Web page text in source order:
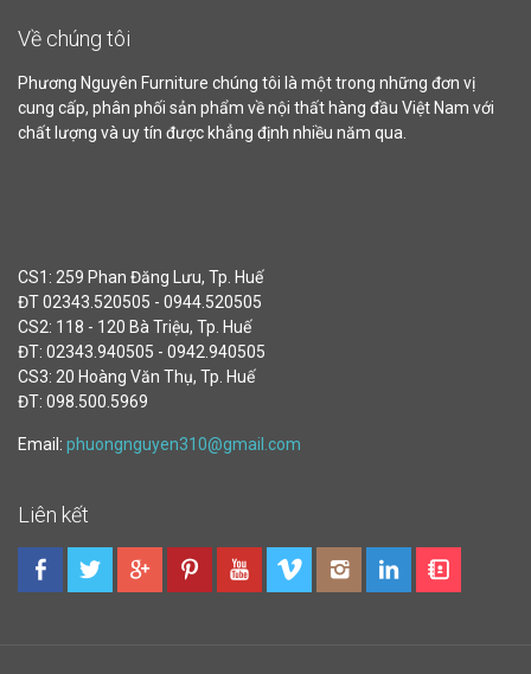
Về chúng tôi
Phương Nguyên Furniture chúng tôi là một trong những đơn vị
cung cấp, phân phối sản phẩm về nội thất hàng đầu Việt Nam với
chất lượng và uy tín được khẳng định nhiều năm qua.
CS1: 259 Phan Đăng Lưu, Tp. Huế
ĐT 02343.520505 - 0944.520505
CS2: 118 - 120 Bà Triệu, Tp. Huế
ĐT: 02343.940505 - 0942.940505
CS3: 20 Hoàng Văn Thụ, Tp. Huế
ĐT: 098.500.5969
Email: phuongnguyen310@gmail.com
Liên kết